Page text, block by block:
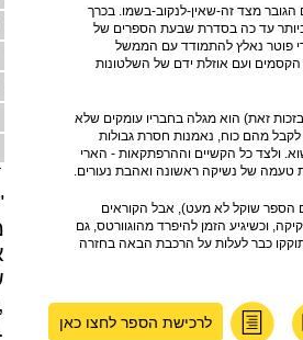
הגובר מצד זה-שאין-לנקוב-בשמו. בכרך
עד כה בסדרת שבעת הספרים של
פוטר נאלץ להתמודד עם הממשל
ועם אוזלת ידם של השלטונות
זאת) הוא מגלה בחבריו עומקים שלא
לקבל מהם כוח, נאמנות חסרת גבולות
ולצד כל הקשיים וההרפתקאות - הארי
הספר שוקל לא מעט), אבל הקוראים
וכשיגיע הזמן להיפרד מהוגוורטס, גם
כבר לעלות על הרכבת הבאה בחזרה
לרכישת הספר לחצו כאן